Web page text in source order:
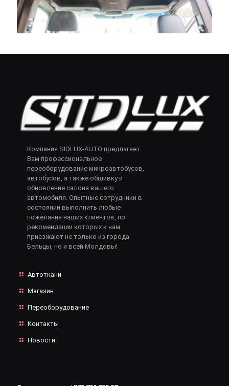
Компания SIDLUX-AUTO предлагает
Вам профессиональное
переоборудование микроавтобусов,
автобусов, а также обшивку и
обновление салона вашего
автомобиля. Опытные сотрудники в
состоянии выполнить любые
пожелания наших клиентов, по
рекомендации которых к нам
приезжают не только из города
Бельцы, но и всей Молдовы!
Автоткани
Магазин
Переоборудование
Контакты
Новости